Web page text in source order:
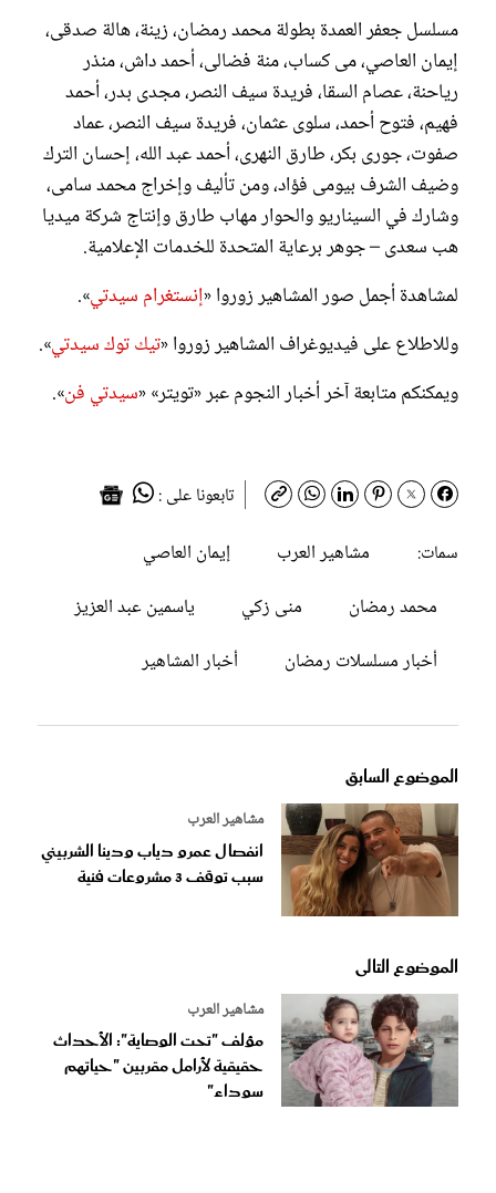
مسلسل جعفر العمدة بطولة محمد رمضان، زينة، هالة صدقى،
إيمان العاصي، مى كساب، منة فضالى، أحمد داش، منذر
رياحنة، عصام السقا، فريدة سيف النصر، مجدى بدر، أحمد
فهيم، فتوح أحمد، سلوى عثمان، فريدة سيف النصر، عماد
صفوت، جورى بكر، طارق النهرى، أحمد عبد الله، إحسان الترك
وضيف الشرف بيومى فؤاد، ومن تأليف وإخراج محمد سامى،
وشارك في السيناريو والحوار مهاب طارق وإنتاج شركة ميديا
هب سعدى – جوهر برعاية المتحدة للخدمات الإعلامية.
لمشاهدة أجمل صور المشاهير زوروا «إنستغرام سيدتي».
وللاطلاع على فيديوغراف المشاهير زوروا «تيك توك سيدتي».
ويمكنكم متابعة آخر أخبار النجوم عبر «تويتر» «سيدتي فن».
تابعونا على :
سمات:
مشاهير العرب
إيمان العاصي
محمد رمضان
منى زكي
ياسمين عبد العزيز
أخبار مسلسلات رمضان
أخبار المشاهير
الموضوع السابق
مشاهير العرب
انفصال عمرو دياب ودينا الشربيني
سبب توقف 3 مشروعات فنية
الموضوع التالى
مشاهير العرب
مؤلف "تحت الوصاية": الأحداث
حقيقية لأرامل مقربين "حياتهم
سوداء"